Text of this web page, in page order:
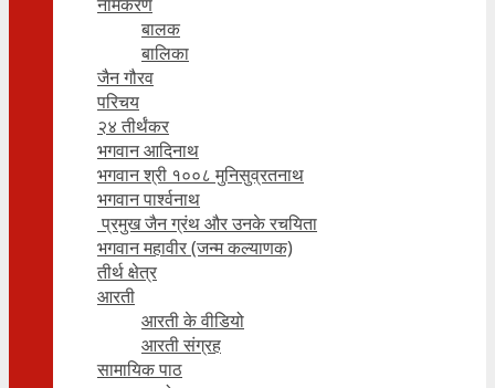
बालक
बालिका
जैन गौरव
परिचय
२४ तीर्थंकर
भगवान आदिनाथ
भगवान श्री १००८ मुनिसुव्रतनाथ
भगवान पार्श्वनाथ
प्रमुख जैन ग्रंथ और उनके रचयिता
भगवान महावीर (जन्म कल्याणक)
तीर्थ क्षेत्र
आरती
आरती के वीडियो
आरती संग्रह
सामायिक पाठ